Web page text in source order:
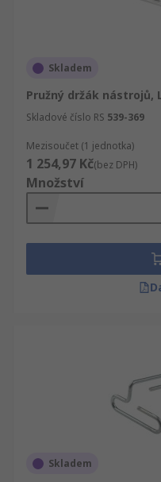
Skladem
Pružný držák nástrojů,
Skladové číslo RS 539-369
Mezisoučet (1 jednotka)
1 254,97 Kč(bez DPH)
Množství
Skladem